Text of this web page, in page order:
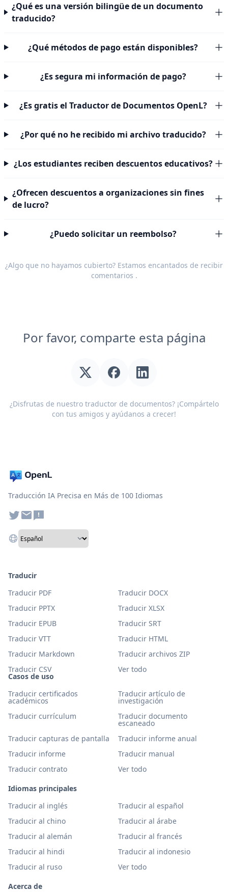
¿Qué es una versión bilingüe de un documento
traducido?
¿Qué métodos de pago están disponibles?
¿Es segura mi información de pago?
¿Es gratis el Traductor de Documentos OpenL?
¿Por qué no he recibido mi archivo traducido?
¿Los estudiantes reciben descuentos educativos?
¿Ofrecen descuentos a organizaciones sin fines
de lucro?
¿Puedo solicitar un reembolso?
¿Algo que no hayamos cubierto? Estamos encantados de recibir
comentarios .
Por favor, comparte esta página
¿Disfrutas de nuestro traductor de documentos? ¡Compártelo
con tus amigos y ayúdanos a crecer!
Traducción IA Precisa en Más de 100 Idiomas
Casos de uso
Traducir certificados
académicos
Traducir artículo de
investigación
Traducir currículum
Traducir documento
escaneado
Traducir capturas de pantalla
Traducir informe anual
Traducir informe
Traducir manual
Traducir contrato
Ver todo
Idiomas principales
Traducir al inglés
Traducir al español
Traducir al chino
Traducir al árabe
Traducir al alemán
Traducir al francés
Traducir al hindi
Traducir al indonesio
Traducir al ruso
Ver todo
Traducir
Traducir PDF
Traducir DOCX
Traducir PPTX
Traducir XLSX
Traducir EPUB
Traducir SRT
Traducir VTT
Traducir HTML
Traducir Markdown
Traducir archivos ZIP
Traducir CSV
Ver todo
Acerca de